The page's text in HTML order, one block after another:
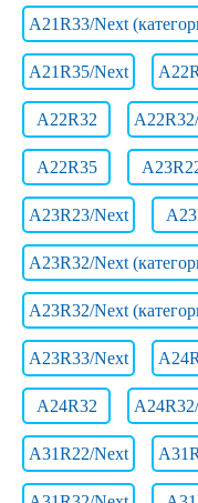
A21R33/Next
A21R35/Next
A22R32
A22R35
A23R23/Next
A23R32/Next
A23R32/Next
A23R33/Next
A24R32
A31R22/Next